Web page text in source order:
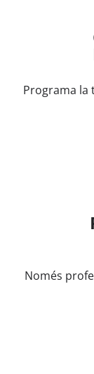
Programa la
Només